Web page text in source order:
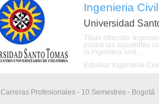
Ingenieria
Universidad
Título ofrecido:
posea las siguientes
la ingeniera civil. ...
Estudiar Ingeniería
Carreras Profesionales - 10 Semestres - Bogotá